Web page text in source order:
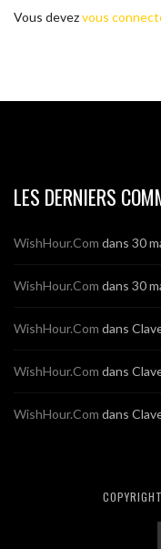
Vous devezvous
LES DERNIERS
WishHour.Com dans 30
WishHour.Com dans 30
WishHour.Com dans
WishHour.Com dans
WishHour.Com dans